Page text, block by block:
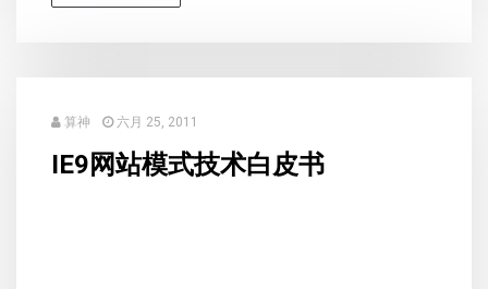
算神 六月 25, 2011
IE9网站模式技术白皮书